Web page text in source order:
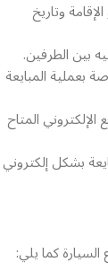
وتاريخ
بين الطرفين.
بعملية المبايعة
المتاح
بشكل إلكتروني
كما يلي: